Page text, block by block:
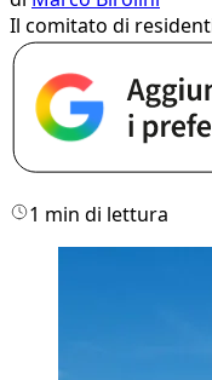
Il comitato di
1 min di lettura